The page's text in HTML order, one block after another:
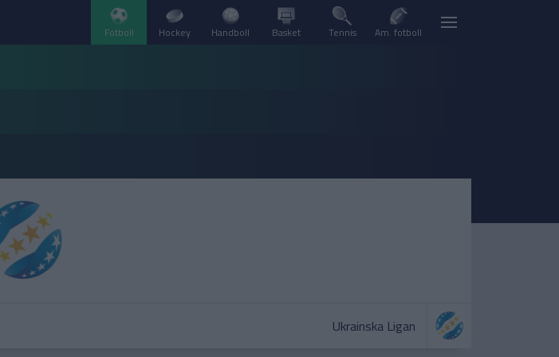
Fotboll Hockey Handboll Basket Tennis Am. fotboll
Ukrainska Ligan